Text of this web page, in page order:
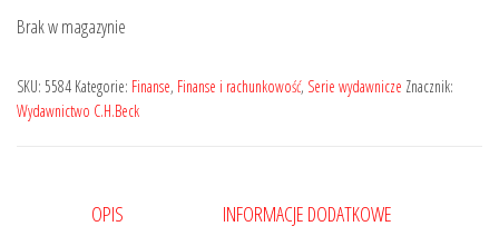
45,00 zł.
Brak w magazynie
SKU: 5584 Kategorie: Finanse, Finanse i rachunkowość, Serie wydawnicze Znacznik:
Wydawnictwo C.H.Beck
OPIS INFORMACJE DODATKOWE